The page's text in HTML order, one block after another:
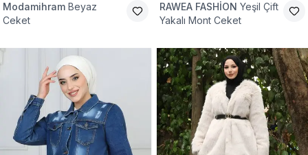
Modamihram Beyaz
Ceket
RAWEA FASHİON Yeşil Çift
Yakalı Mont Ceket